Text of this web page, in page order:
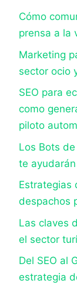
Cómo
prensa a la
Marketing
sector ocio
SEO para
como
piloto
Los Bots
te
Estrategias
despachos
Las claves
el sector
Del SEO al
estrategia